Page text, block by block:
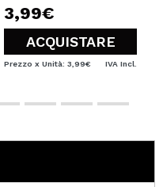
3,99€
ACQUISTARE
Prezzo x Unità: 3,99€ IVA Incl.